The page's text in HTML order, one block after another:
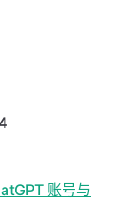
账号与